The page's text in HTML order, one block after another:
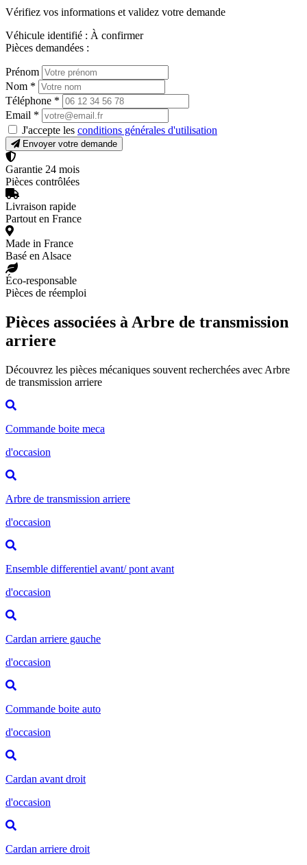
Vérifiez vos informations et validez votre demande
Véhicule identifié : À confirmer
Pièces demandées :
Prénom
Nom *
Téléphone *
Email *
J'accepte les conditions générales d'utilisation
Envoyer votre demande
Garantie 24 mois
Pièces contrôlées
Livraison rapide
Partout en France
Made in France
Basé en Alsace
Éco-responsable
Pièces de réemploi
Pièces associées à Arbre de transmission
arriere
Découvrez les pièces mécaniques souvent recherchées avec Arbre
de transmission arriere
Commande boite meca
d'occasion
Arbre de transmission arriere
d'occasion
Ensemble differentiel avant/ pont avant
d'occasion
Cardan arriere gauche
d'occasion
Commande boite auto
d'occasion
Cardan avant droit
d'occasion
Cardan arriere droit